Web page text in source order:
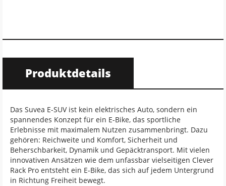
Produktdetails
Das Suvea E-SUV ist kein elektrisches Auto, sondern ein
spannendes Konzept für ein E-Bike, das sportliche
Erlebnisse mit maximalem Nutzen zusammenbringt. Dazu
gehören: Reichweite und Komfort, Sicherheit und
Beherschbarkeit, Dynamik und Gepäcktransport. Mit vielen
innovativen Ansätzen wie dem unfassbar vielseitigen Clever
Rack Pro entsteht ein E-Bike, das sich auf jedem Untergrund
in Richtung Freiheit bewegt.